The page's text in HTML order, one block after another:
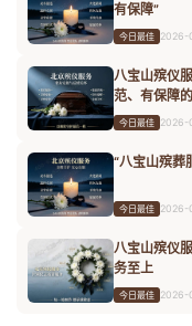
有保障”
今日最佳 2026-
八宝山殡仪
范、有保障
今日最佳 2026-
“八宝山殡葬
今日最佳 2026-
八宝山殡仪
务至上
今日最佳 2026-